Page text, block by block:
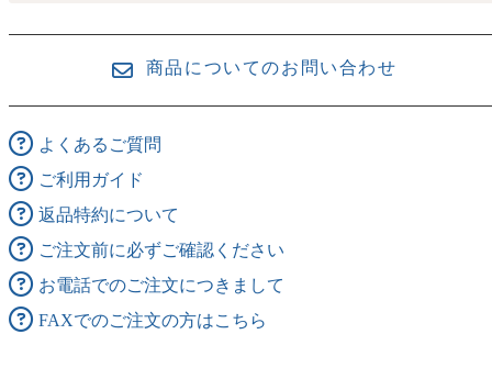
商品についてのお問い合わせ
よくあるご質問
ご利用ガイド
返品特約について
ご注文前に必ずご確認ください
お電話でのご注文につきまして
FAXでのご注文の方はこちら